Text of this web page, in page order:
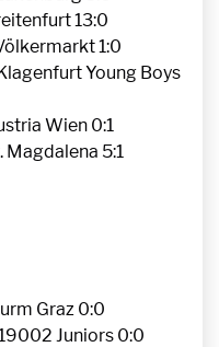
13:0
1:0
Young Boys
Wien 0:1
Magdalena 5:1
Graz 0:0
Juniors 0:0